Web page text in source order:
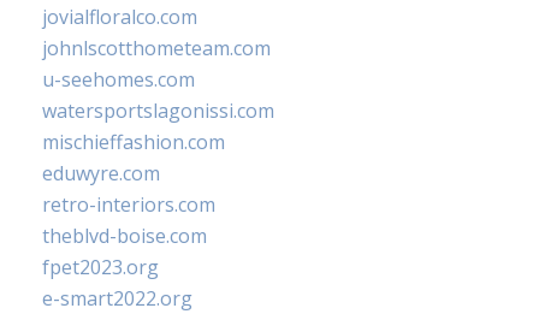
jovialfloralco.com
johnlscotthometeam.com
u-seehomes.com
watersportslagonissi.com
mischieffashion.com
eduwyre.com
retro-interiors.com
theblvd-boise.com
fpet2023.org
e-smart2022.org